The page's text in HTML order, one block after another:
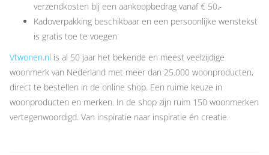
verzendkosten bij een aankoopbedrag vanaf € 50,-
Kadoverpakking beschikbaar en een persoonlijke wenstekst
is gratis toe te voegen
Vtwonen.nl is al 50 jaar het bekende en meest veelzijdige
woonmerk van Nederland met meer dan 25.000 woonproducten,
direct te bestellen in de online shop. Een ruime keuze in
woonproducten en merken. In de shop zijn ruim 150 woonmerken
vertegenwoordigd. Van inspiratie naar inspiratie én creatie.